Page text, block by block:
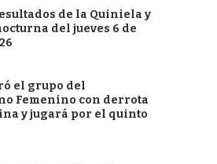
de la Quiniela y
del jueves 6 de
el grupo del
Femenino con derrota
y jugará por el quinto